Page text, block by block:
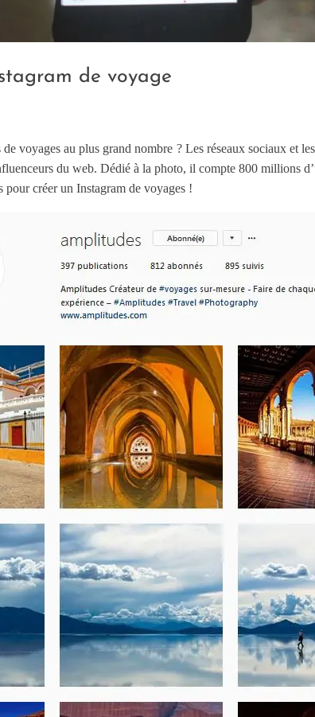
de voyage
voyages au plus grand nombre ? Les réseaux sociaux et
du web. Dédié à la photo, il compte 800 millions
créer un Instagram de voyages !